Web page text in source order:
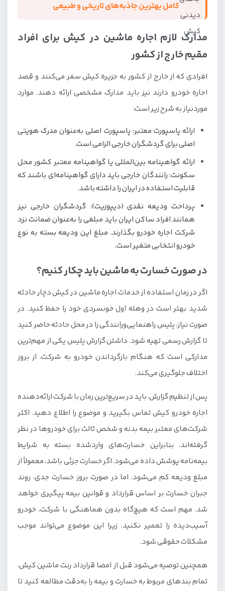
کامل بهترین جاذبه‌های تاریخی و طبیعی
مدارک لازم اجاره ماشین در کیش برای افراد
مقیم خارج از کشور
افرادی که از خارج از کشور به جزیره کیش سفر می‌کنند و قصد
اجاره خودرو دارند نیز باید مدارک مشخصی ارائه دهند. موارد
موردنیاز به شرح زیر است:
ارائه پاسپورت معتبر: پاسپورت اصلی به‌عنوان مدرک هویتی
اصلی برای گردشگران خارجی الزامی است.
ارائه گواهینامه بین‌المللی یا گواهینامه معتبر کشور محل
سکونت: رانندگان خارجی باید دارای گواهینامه‌ای باشند که
قابلیت استفاده در ایران را داشته باشد.
پرداخت ودیعه نقدی (دیپوزیت): گردشگران خارجی نیز
همانند افراد ساکن ایران باید مبلغی را به‌عنوان ضمانت نزد
شرکت اجاره خودرو بگذارند. مبلغ این ودیعه بسته به نوع
خودرو انتخابی متغیر است.
در صورت خسارت به ماشین باید چکار کنیم؟
اگر در زمان استفاده از خدمات اجاره ماشین در کیش دچار حادثه
شدید بهتر است در وهله اول خونسردی خود را حفظ کنید. در
صورت نیاز، پلیس راهنمایی‌ورانندگی را در محل حادثه حاضر کنید
تا گزارش رسمی تهیه شود. داشتن گزارش پلیس یکی از مهم‌ترین
مدارکی است که هنگام بازگرداندن خودرو به شرکت، از بروز
اختلاف جلوگیری می‌کند.
پس از تنظیم گزارش، باید در سریع‌ترین زمان با شرکت ارائه‌دهنده
اجاره خودرو کیش تماس بگیرید و موضوع را اطلاع دهید. اکثر
شرکت‌های معتبر بیمه بدنه و شخص ثالث برای خودروها در نظر
گرفته‌اند، بنابراین خسارت‌های واردشده بسته به شرایط
بیمه‌نامه پوشش داده می‌شود. اگر خسارت جزئی باشد، معمولاً از
مبلغ ودیعه کم می‌شود، اما در صورت بروز خسارت جدی، روند
جبران خسارت بر اساس قرارداد و قوانین بیمه پیگیری خواهد
شد. مهم است که هیچ‌گاه بدون هماهنگی با شرکت، خودرو
آسیب‌دیده را تعمیر نکنید، زیرا این موضوع می‌تواند موجب
مشکلات حقوقی شود.
همچنین توصیه می‌شود قبل از امضا قرارداد رنت ماشین کیش،
تمام بندهای مربوط به خسارت و بیمه را به‌دقت مطالعه کنید تا